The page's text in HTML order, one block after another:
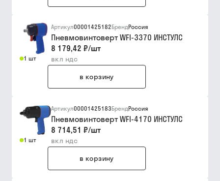
1 шт
Артикул00001425182БрендРоссия
Пневмовинтоверт WFI-3370 ИНСТУЛС
8 179,42 ₽/шт
вкл ндс
в корзину
1 шт
Артикул00001425183БрендРоссия
Пневмовинтоверт WFI-4170 ИНСТУЛС
8 714,51 ₽/шт
вкл ндс
в корзину